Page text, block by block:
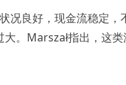
良好，现金流稳定，
。Marszał指出，这